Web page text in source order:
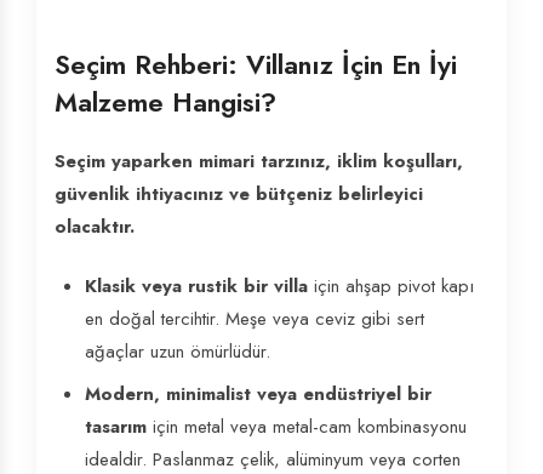
Seçim Rehberi: Villanız İçin En İyi
Malzeme Hangisi?
Seçim yaparken mimari tarzınız, iklim koşulları,
güvenlik ihtiyacınız ve bütçeniz belirleyici
olacaktır.
Klasik veya rustik bir villa için ahşap pivot kapı
en doğal tercihtir. Meşe veya ceviz gibi sert
ağaçlar uzun ömürlüdür.
Modern, minimalist veya endüstriyel bir
tasarım için metal veya metal-cam kombinasyonu
idealdir. Paslanmaz çelik, alüminyum veya corten